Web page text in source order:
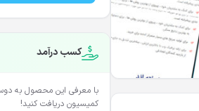
کسب درآمد
کمیسیون دریافت کنید!